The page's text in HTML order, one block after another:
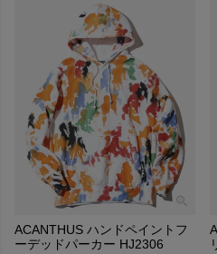
ACANTHUS ハンドペイントフ
ーデッドパーカー HJ2306